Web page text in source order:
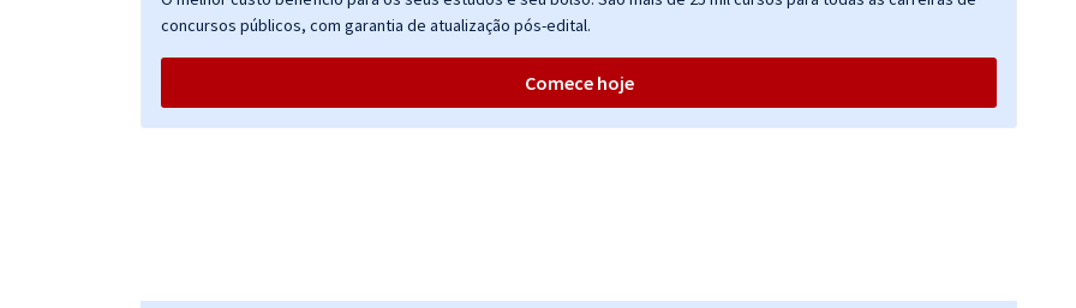
Grosso - Conhecimentos Específicos para Analista
ou 12x de R$31,33
(-20%)
concursos públicos, com garantia de atualização pós-edital.
Comece hoje